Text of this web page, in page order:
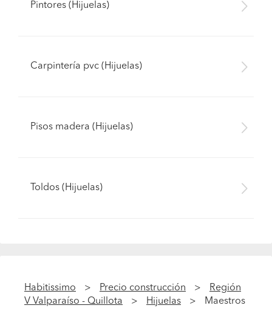
Pintores (Hijuelas)
Carpintería pvc (Hijuelas)
Pisos madera (Hijuelas)
Toldos (Hijuelas)
Habitissimo Precio construcción
Región
V Valparaíso - Quillota
Hijuelas Maestros